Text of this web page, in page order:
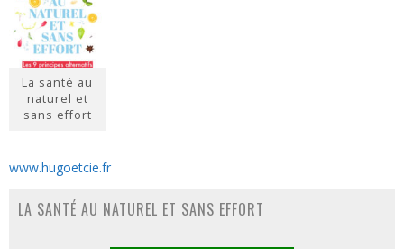
La santé au
naturel et
sans effort
www.hugoetcie.fr
LA SANTÉ AU NATUREL ET SANS EFFORT